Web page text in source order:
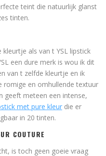
teint die natuurlijk glanst
tinten.
als van t YSL lipstick
een dure merk is wou ik dit
van t zelfde kleurtje en ik
romige en omhullende textuur
geeft meteen een intense,
met pure kleur die er
in 20 tinten.
COUTURE
is toch geen goeie vraag